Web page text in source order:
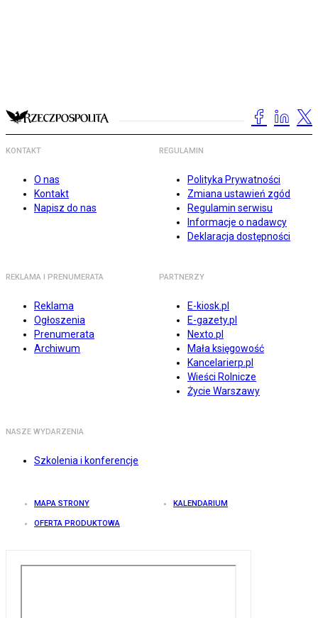
KONTAKT
O nas
Kontakt
Napisz do nas
REGULAMIN
Polityka Prywatności
Zmiana ustawień zgód
Regulamin serwisu
Informacje o nadawcy
Deklaracja dostępności
REKLAMA I PRENUMERATA
Reklama
Ogłoszenia
Prenumerata
Archiwum
PARTNERZY
E-kiosk.pl
E-gazety.pl
Nexto.pl
Mała księgowość
Kancelarierp.pl
Wieści Rolnicze
Życie Warszawy
NASZE WYDARZENIA
Szkolenia i konferencje
MAPA STRONY KALENDARIUM
OFERTA PRODUKTOWA